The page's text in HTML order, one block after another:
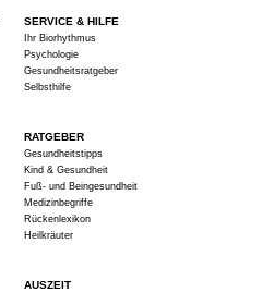
SERVICE & HILFE
Ihr Biorhythmus
Psychologie
Gesundheitsratgeber
Selbsthilfe
RATGEBER
Gesundheitstipps
Kind & Gesundheit
Fuß- und Beingesundheit
Medizinbegriffe
Rückenlexikon
Heilkräuter
AUSZEIT